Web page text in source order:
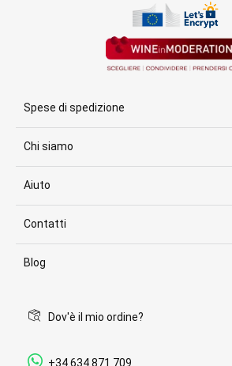
Spese di spedizione
Chi siamo
Aiuto
Contatti
Blog
Dov'è il mio ordine?
+34 634 871 709